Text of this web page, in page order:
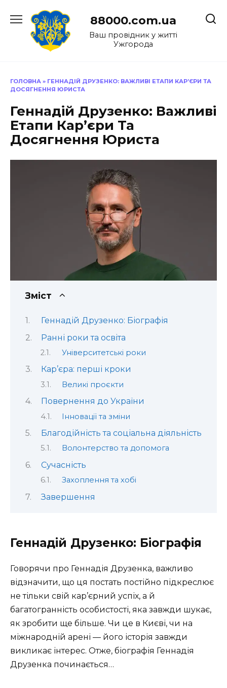
до
88000.com.ua
Ваш провідник у житті
Ужгорода
ГОЛОВНА » ГЕННАДІЙ ДРУЗЕНКО: ВАЖЛИВІ ЕТАПИ КАР’ЄРИ ТА
ДОСЯГНЕННЯ ЮРИСТА
Геннадій Друзенко: Важливі
Етапи Кар’єри Та
Досягнення Юриста
Зміст
Геннадій Друзенко: Біографія
Ранні роки та освіта
Університетські роки
Кар’єра: перші кроки
Великі проєкти
Повернення до України
Інновації та зміни
Благодійність та соціальна діяльність
Волонтерство та допомога
Сучасність
Захоплення та хобі
Завершення
Геннадій Друзенко: Біографія
Говорячи про Геннадія Друзенка, важливо
відзначити, що ця постать постійно підкреслює
не тільки свій кар’єрний успіх, а й
багатогранність особистості, яка завжди шукає,
як зробити ще більше. Чи це в Києві, чи на
міжнародній арені — його історія завжди
викликає інтерес. Отже, біографія Геннадія
Друзенка починається…